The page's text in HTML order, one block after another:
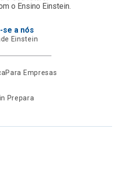
o Ensino Einstein.
se a nós
Einstein
Para Empresas
Prepara